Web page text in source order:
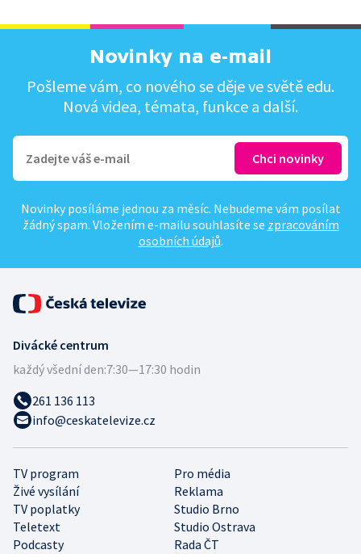
Novinky na e-mail
Pošleme vám, co nového se děje ve světě edu.
Nová videa, témata, funkce a další.
Novinky posíláme jednou za měsíc. Nebudeme vám posílat
žádný spam. Vložením e-mailu souhlasíte se zpracováním
osobních údajů.